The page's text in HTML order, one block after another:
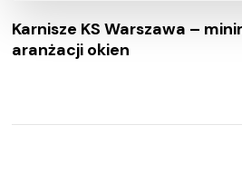
Karnisze KS Warszawa –
aranżacji okien